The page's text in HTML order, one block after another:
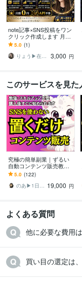
note記事×SNS投稿をワン
クリック作成します 月額0
円｜記事・SNS分析・30
日発信設計をこれ1つで
5.0 (1)
りょう▶在宅で月10万円を叶えたママ
3,000 円
このサービスを見
究極の簡単副業｜ずるい
自動コンテンツ販売教え
ます 簡単すぎてスマホも
PCも苦手な初心者主婦で
もAIで稼ぐ！在宅
5.0 (122)
のあ▶︎1日10分AI副業で独立した主婦 19,000 円
よくある質問
他に必要な費用
買い目の選定は